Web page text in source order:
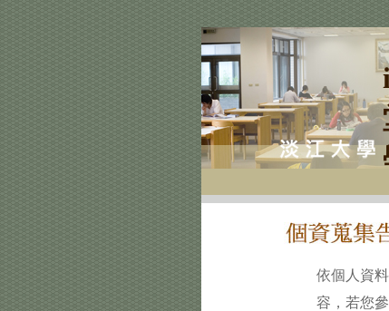
依個人資
容，若您